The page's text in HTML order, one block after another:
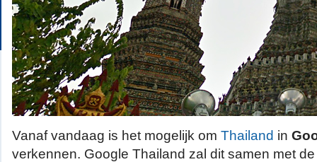
Vanaf vandaag is het mogelijk om Thailand in
verkennen. Google Thailand zal dit samen met